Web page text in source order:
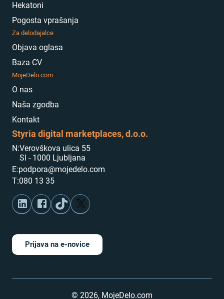
Hekatoni
Pogosta vprašanja
Za delodajalce
Objava oglasa
Baza CV
MojeDelo.com
O nas
Naša zgodba
Kontakt
Styria digital marketplaces, d.o.o.
N:Verovškova ulica 55
Sl - 1000 Ljubljana
E:podpora@mojedelo.com
T:080 13 35
Prijava na e-novice
© 2026, MojeDelo.com